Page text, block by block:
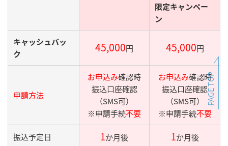
限定キャンペー
ン
キャッシュバッ
ク
45,000円 45,000円
申請方法
お申込み確認時
振込口座確認
（SMS可）
※申請手続不要
お申込み確認時
振込口座確認
（SMS可）
※申請手続不要
振込予定日 1か月後 1か月後
PAGE TOP